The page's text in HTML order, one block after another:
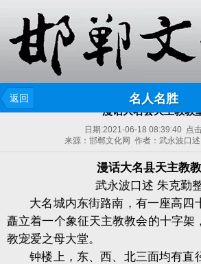
返回 名人名胜
漫话大名县天主教教
日期:2021-06-18 08:39:40点
来源：邯郸文化网 作者：武永波口
漫话大名县天主教
武永波口述 朱克勤
大名城内东街路南，有一座高四
矗立着一个象征天主教教会的十字架
教宠爱之母大堂。
钟楼上，东、西、北三面均有直